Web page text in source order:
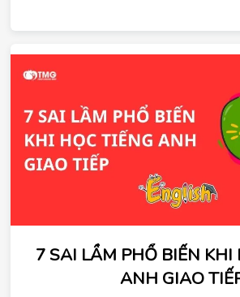
7 SAI LẦM PHỔ BIẾN KHI
ANH GIAO